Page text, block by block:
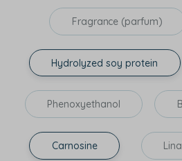
Fragrance (parfum)
Hydrolyzed soy protein
Phenoxyethanol
Carnosine